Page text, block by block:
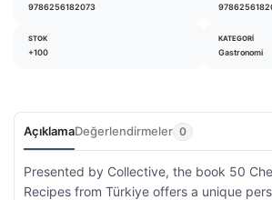
9786256182073
STOK
+100
KATEGORI
Gastronomi
AçıklamaDeğerlendirmeler 0
Presented by Collective, the book 50
Recipes from Türkiye offers a unique